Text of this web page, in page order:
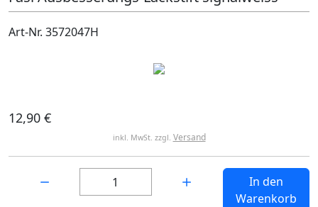
Art-Nr. 3572047H
12,90 €
inkl. MwSt. zzgl. Versand
In den
Warenkorb